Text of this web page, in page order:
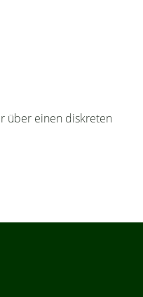
über einen diskreten